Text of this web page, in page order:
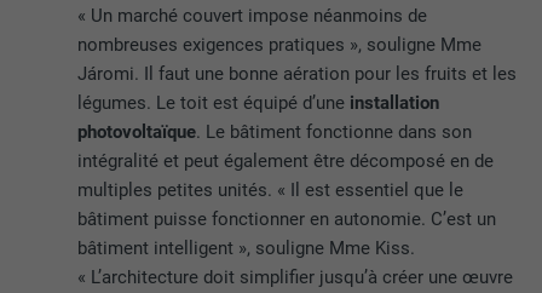
« Un marché couvert impose néanmoins de
nombreuses exigences pratiques », souligne Mme
Járomi. Il faut une bonne aération pour les fruits et les
légumes. Le toit est équipé d’une installation
photovoltaïque. Le bâtiment fonctionne dans son
intégralité et peut également être décomposé en de
multiples petites unités. « Il est essentiel que le
bâtiment puisse fonctionner en autonomie. C’est un
bâtiment intelligent », souligne Mme Kiss.
« L’architecture doit simplifier jusqu’à créer une œuvre